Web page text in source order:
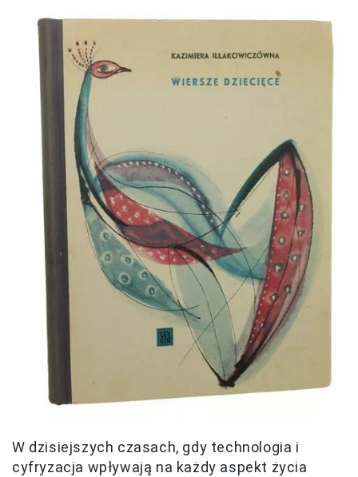
W dzisiejszych czasach, gdy technologia i
cyfryzacja wpływają na każdy aspekt życia